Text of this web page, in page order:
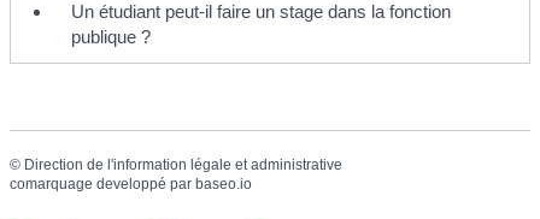
Un étudiant peut-il faire un stage dans la fonction
publique ?
© Direction de l'information légale et administrative
comarquage developpé par baseo.io